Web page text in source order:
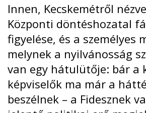
Innen, Kecskemétről
Központi döntéshozatal
figyelése, és a személyes
melynek a nyilvánosság
van egy hátulütője: bár a
képviselők ma már a
beszélnek – a Fidesznek